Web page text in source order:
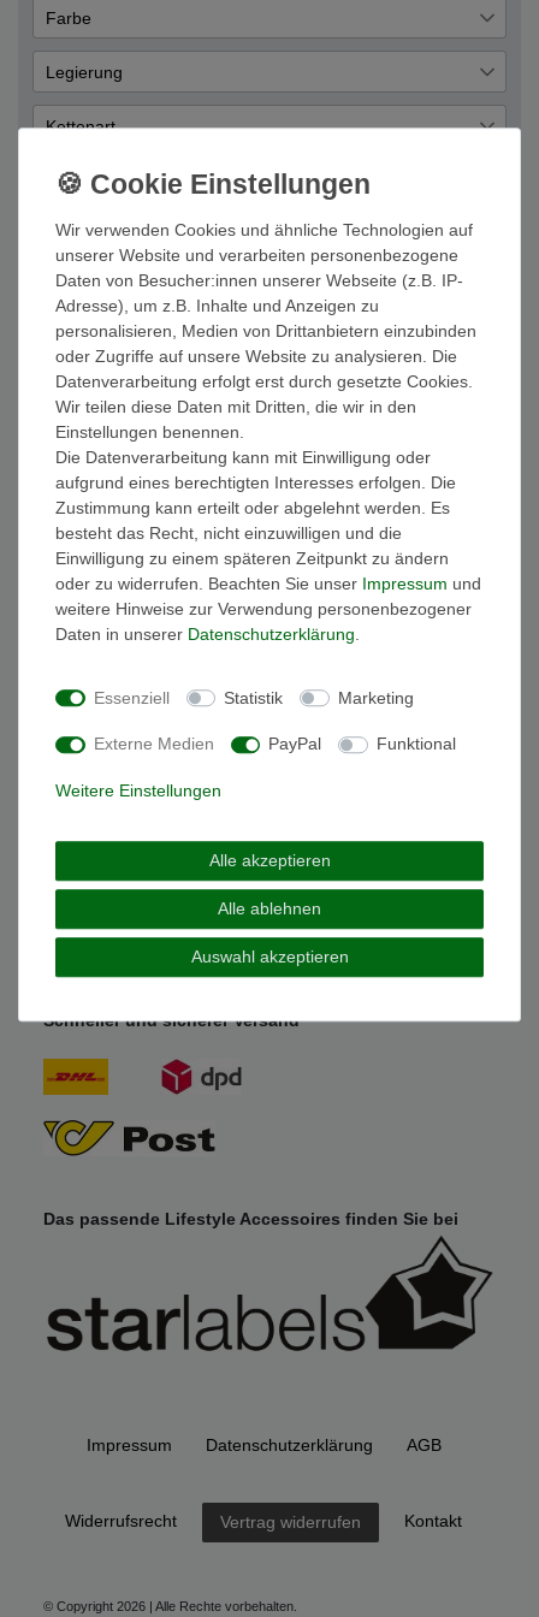
Giorgio Martello
Charms 31
Damen
Cyber Deals 31
Übernehmen
Unisex 11
Farbe
Beige
Blau 3
Braun
Gelb
Lila
Pink
Rosa 1
Rot
Schwarz
Legierung
Edelstahl
Kettenart
Motive
Engel und Flügel
Herz
Kreuz 4
Natur
Schuhe und Taschen
Sonstiges
Tiere
Zeichen und Symbole
Farbe
Beige
Blau
Braun
Gelb 3
Grün
Lila
Orange
Pink
Rosa 1
Rot
Weiß
Material Farbe
Silber
61
Kategorie
Charms
68
Charms Armband
Damenschmuck
1 2
Wichtige Informationen
Wasserdichtheit
Geschenkverpackung
Batterieentsorgung
Versand
Sicher und Bequem bezahlen
Schneller und sicherer Versand
Das passende Lifestyle Accessoires finden Sie bei
Impressum Daten­schutz­erklärung AGB
Widerrufs­recht Vertrag widerrufen Kontakt
Wir verwenden Cookies und ähnliche Technologien auf
unserer Website und verarbeiten personenbezogene
Daten von Besucher:innen unserer Webseite (z.B. IP-
Adresse), um z.B. Inhalte und Anzeigen zu
personalisieren, Medien von Drittanbietern einzubinden
oder Zugriffe auf unsere Website zu analysieren. Die
Datenverarbeitung erfolgt erst durch gesetzte Cookies.
Wir teilen diese Daten mit Dritten, die wir in den
Einstellungen benennen.
Die Datenverarbeitung kann mit Einwilligung oder
aufgrund eines berechtigten Interesses erfolgen. Die
Zustimmung kann erteilt oder abgelehnt werden. Es
besteht das Recht, nicht einzuwilligen und die
Einwilligung zu einem späteren Zeitpunkt zu ändern
oder zu widerrufen. Beachten Sie unser Impressum und
weitere Hinweise zur Verwendung personenbezogener
Daten in unserer Daten­schutz­erklärung.
Essenziell Statistik Marketing
Externe Medien PayPal Funktional
Weitere Einstellungen
Alle akzeptieren
Alle ablehnen
Auswahl akzeptieren
© Copyright 2026 | Alle Rechte vorbehalten.